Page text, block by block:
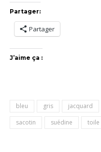
Partager:
Partager
J’aime ça :
bleu gris jacquard
sacotin
suédine toile